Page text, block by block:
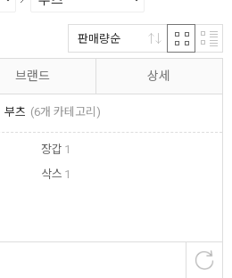
부츠 (6개 카테고리)
장갑 1
삭스 1
브랜드 상세
판매량순